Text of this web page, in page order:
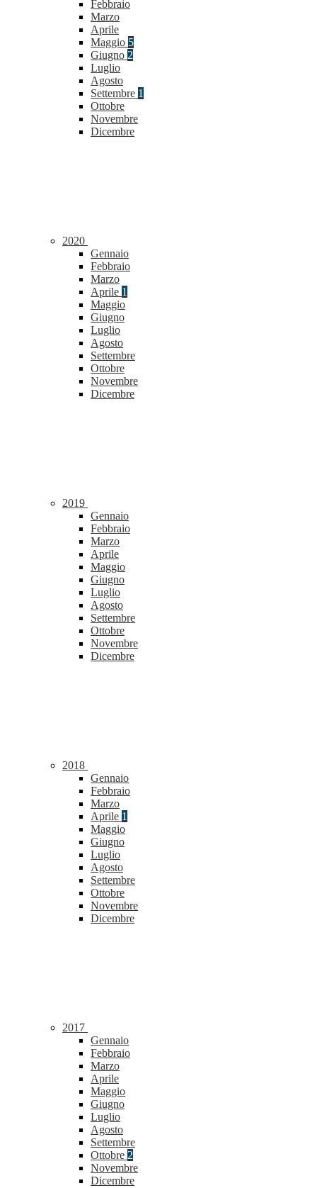
Febbraio
Marzo
Aprile
Maggio 5
Giugno 2
Luglio
Agosto
Settembre 1
Ottobre
Novembre
Dicembre
2020
Gennaio
Febbraio
Marzo
Aprile 1
Maggio
Giugno
Luglio
Agosto
Settembre
Ottobre
Novembre
Dicembre
2019
Gennaio
Febbraio
Marzo
Aprile
Maggio
Giugno
Luglio
Agosto
Settembre
Ottobre
Novembre
Dicembre
2018
Gennaio
Febbraio
Marzo
Aprile 1
Maggio
Giugno
Luglio
Agosto
Settembre
Ottobre
Novembre
Dicembre
2017
Gennaio
Febbraio
Marzo
Aprile
Maggio
Giugno
Luglio
Agosto
Settembre
Ottobre 2
Novembre
Dicembre